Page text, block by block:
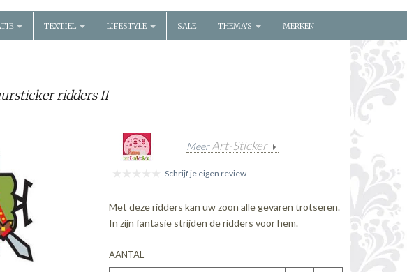
TEXTIEL LIFESTYLE SALE THEMA'S MERKEN
ridders II
MeerArt-Sticker
Schrijf je eigen review
Met deze ridders kan uw zoon alle gevaren trotseren.
In zijn fantasie strijden de ridders voor hem.
AANTAL